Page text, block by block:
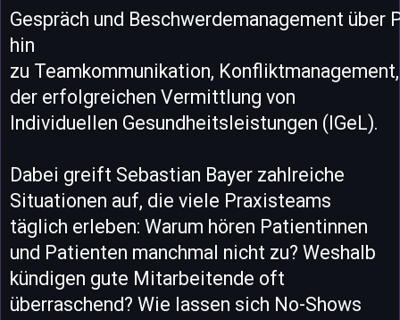
Gespräch und Beschwerdemanagement
hin
zu Teamkommunikation,
der erfolgreichen Vermittlung von
Individuellen Gesundheitsleistungen (IGeL).
Dabei greift Sebastian Bayer zahlreiche
Situationen auf, die viele Praxisteams
täglich erleben: Warum hören Patientinnen
und Patienten manchmal nicht zu? Weshalb
kündigen gute Mitarbeitende oft
überraschend? Wie lassen sich No-Shows